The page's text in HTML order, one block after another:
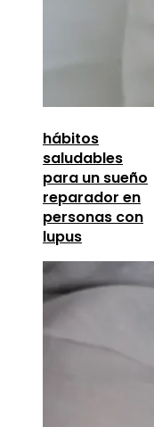
hábitos
saludables
para un sueño
reparador en
personas con
lupus